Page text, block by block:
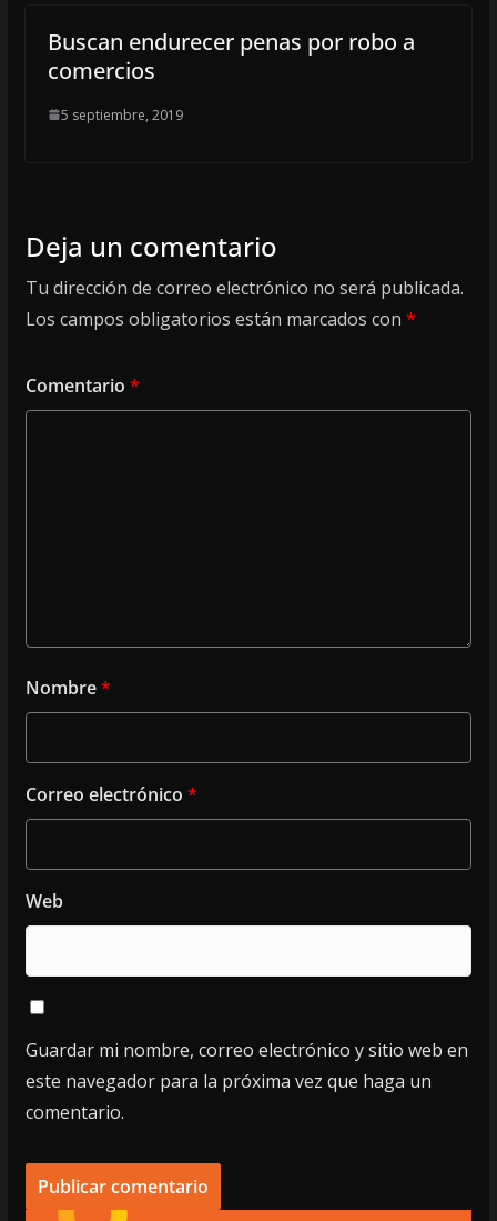
Buscan endurecer penas por robo a
comercios
5 septiembre, 2019
Deja un comentario
Tu dirección de correo electrónico no será publicada.
Los campos obligatorios están marcados con *
Comentario *
Nombre*
Correo electrónico *
Web
Guardar mi nombre, correo electrónico y sitio web en
este navegador para la próxima vez que haga un
comentario.